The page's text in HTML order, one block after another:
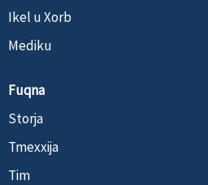
Ikel u Xorb
Mediku
Fuqna
Storja
Tmexxija
Tim